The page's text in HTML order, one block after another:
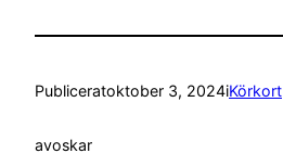
Publiceratoktober 3, 2024iKörkort
avoskar